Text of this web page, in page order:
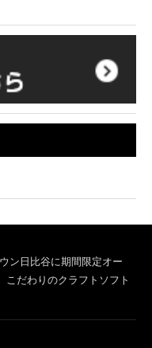
ン日比谷に期間限定オー
こだわりのクラフトソフト